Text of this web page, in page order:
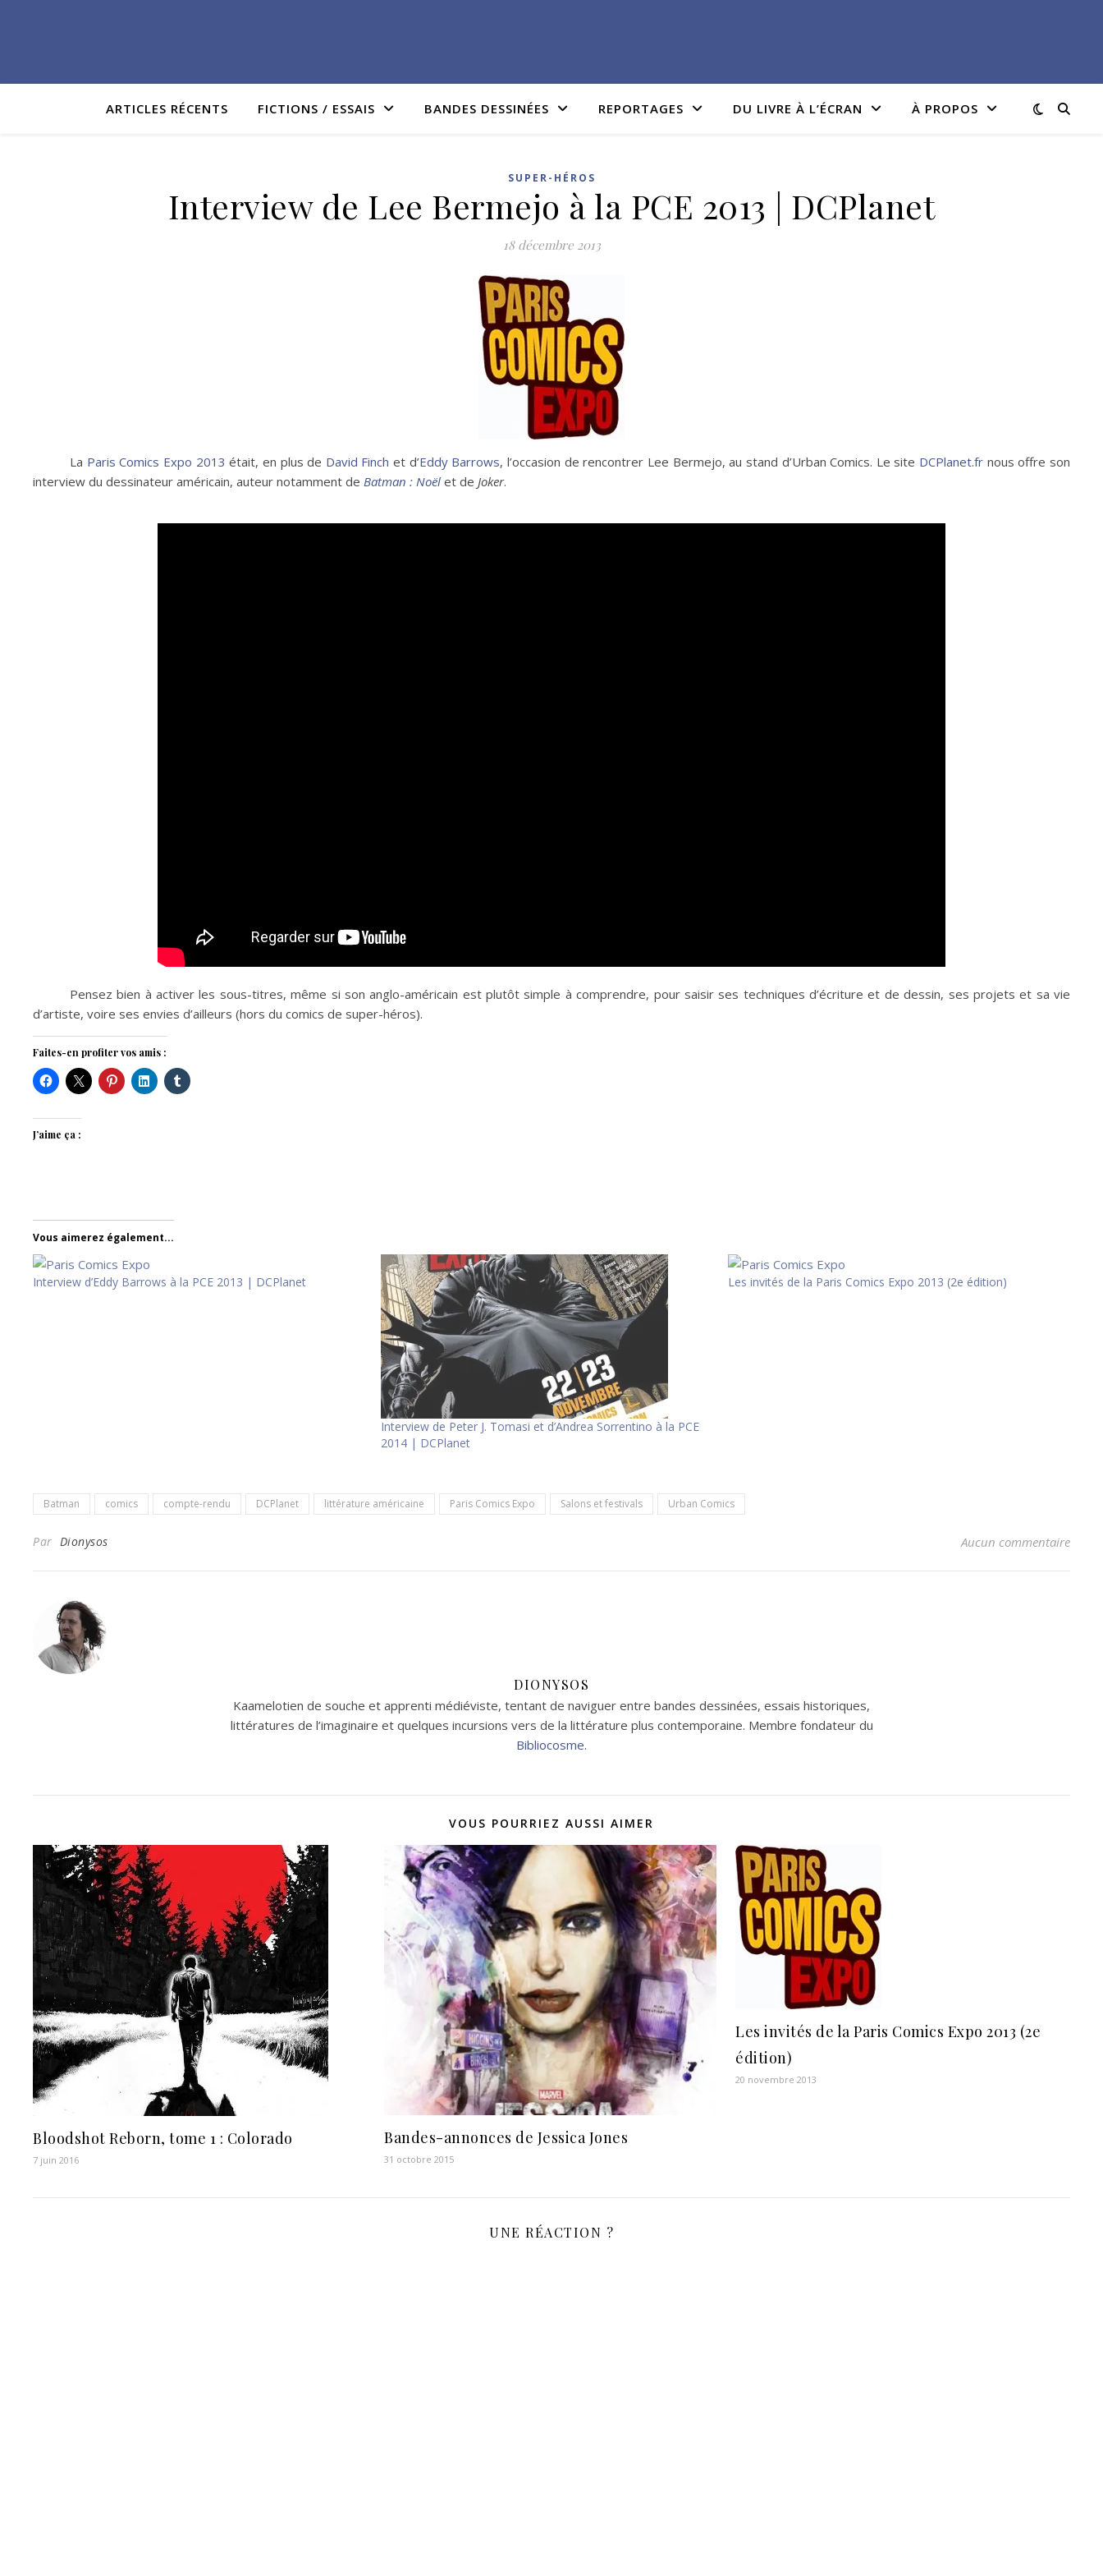
ARTICLES RÉCENTS FICTIONS / ESSAIS BANDES DESSINÉES REPORTAGES DU LIVRE À L’ÉCRAN À PROPOS
SUPER-HÉROS
Interview de Lee Bermejo à la PCE 2013 | DCPlanet
18 décembre 2013
La Paris Comics Expo 2013 était, en plus de David Finch et d’Eddy Barrows, l’occasion de rencontrer Lee Bermejo, au stand d’Urban Comics. Le site DCPlanet.fr nous offre son
interview du dessinateur américain, auteur notamment de Batman : Noël et de Joker.
Pensez bien à activer les sous-titres, même si son anglo-américain est plutôt simple à comprendre, pour saisir ses techniques d’écriture et de dessin, ses projets et sa vie
d’artiste, voire ses envies d’ailleurs (hors du comics de super-héros).
Faites-en profiter vos amis :
J’aime ça :
Vous aimerez également...
Interview d’Eddy Barrows à la PCE 2013 | DCPlanet
Interview de Peter J. Tomasi et d’Andrea Sorrentino à la PCE
2014 | DCPlanet
Les invités de la Paris Comics Expo 2013 (2e édition)
Batman comics compte-rendu DCPlanet littérature américaine Paris Comics Expo Salons et festivals Urban Comics
Par Dionysos Aucun commentaire
DIONYSOS
Kaamelotien de souche et apprenti médiéviste, tentant de naviguer entre bandes dessinées, essais historiques,
littératures de l’imaginaire et quelques incursions vers de la littérature plus contemporaine. Membre fondateur du
Bibliocosme.
VOUS POURRIEZ AUSSI AIMER
Bloodshot Reborn, tome 1 : Colorado
7 juin 2016
Bandes-annonces de Jessica Jones
31 octobre 2015
Les invités de la Paris Comics Expo 2013 (2e
édition)
20 novembre 2013
UNE RÉACTION ?